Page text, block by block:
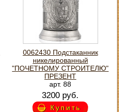
0062430 Подстаканник
никелированный
"ПОЧЕТНОМУ СТРОИТЕЛЮ"
ПРЕЗЕНТ
арт. 88
3200 руб.
Купить